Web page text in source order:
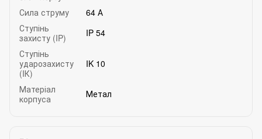
Сила струму
64 А
Ступінь
захисту (IP)
IP 54
Ступінь
ударозахисту
(IК)
IK 10
Матеріал
корпуса
Метал